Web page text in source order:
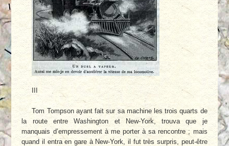
Tom Tompson ayant fait sur sa machine les trois quarts de
la route entre Washington et New-York, trouva que je
manquais d’empressement à me porter à sa rencontre ; mais
quand il entra en gare à New-York, il fut très surpris, peut-être